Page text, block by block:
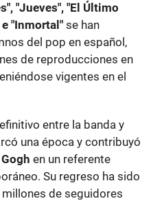
"Jueves", "El Último
"Inmortal"se han
del pop en español,
de reproducciones en
vigentes en el
entre la banda y
una época y contribuyó
en un referente
Su regreso ha sido
de seguidores